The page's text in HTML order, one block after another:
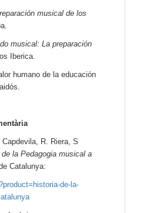
musical de los
musical: La preparación
Iberica.
humano de la educación
R. Riera, S
la Pedagogia musical a
Catalunya:
de-la-